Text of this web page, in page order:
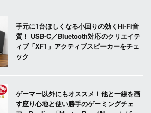
手元に1台ほしくなる小回りの効くHi-Fi音
質！ USB-C／Bluetooth対応のクリエイテ
ィブ「XF1」アクティブスピーカーをチェ
ック
ゲーマー以外にもオススメ！他と一線を画
す座り心地と使い勝手のゲーミングチェ